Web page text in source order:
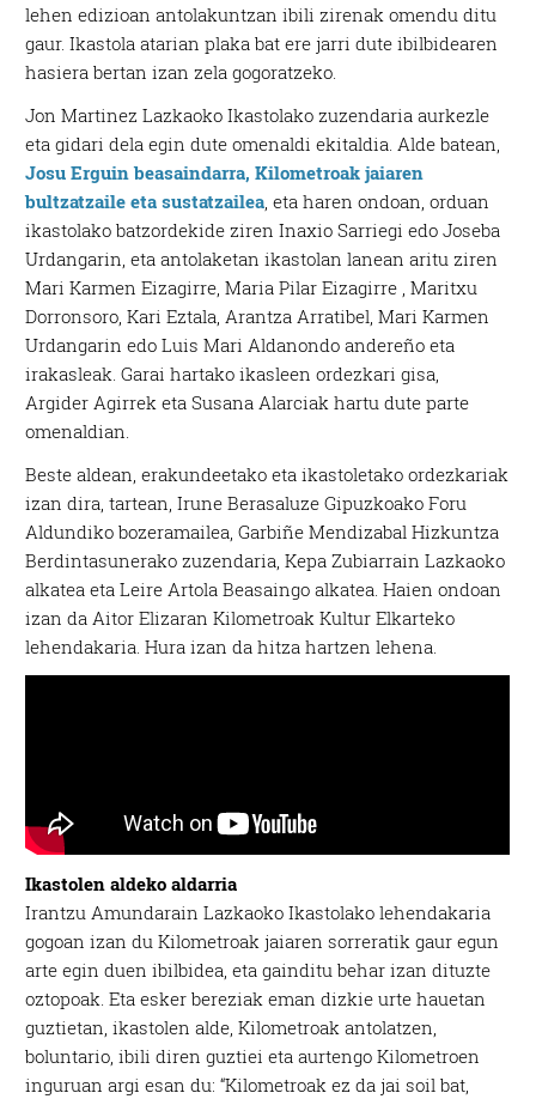
lehen edizioan antolakuntzan ibili zirenak omendu ditu
gaur. Ikastola atarian plaka bat ere jarri dute ibilbidearen
hasiera bertan izan zela gogoratzeko.
Jon Martinez Lazkaoko Ikastolako zuzendaria aurkezle
eta gidari dela egin dute omenaldi ekitaldia. Alde batean,
Josu Erguin beasaindarra, Kilometroak jaiaren
bultzatzaile eta sustatzailea , eta haren ondoan, orduan
ikastolako batzordekide ziren Inaxio Sarriegi edo Joseba
Urdangarin, eta antolaketan ikastolan lanean aritu ziren
Mari Karmen Eizagirre, Maria Pilar Eizagirre , Maritxu
Dorronsoro, Kari Eztala, Arantza Arratibel, Mari Karmen
Urdangarin edo Luis Mari Aldanondo andereño eta
irakasleak. Garai hartako ikasleen ordezkari gisa,
Argider Agirrek eta Susana Alarciak hartu dute parte
omenaldian.
Beste aldean, erakundeetako eta ikastoletako ordezkariak
izan dira, tartean, Irune Berasaluze Gipuzkoako Foru
Aldundiko bozeramailea, Garbiñe Mendizabal Hizkuntza
Berdintasunerako zuzendaria, Kepa Zubiarrain Lazkaoko
alkatea eta Leire Artola Beasaingo alkatea. Haien ondoan
izan da Aitor Elizaran Kilometroak Kultur Elkarteko
lehendakaria. Hura izan da hitza hartzen lehena.
Ikastolen aldeko aldarria
Irantzu Amundarain Lazkaoko Ikastolako lehendakaria
gogoan izan du Kilometroak jaiaren sorreratik gaur egun
arte egin duen ibilbidea, eta gainditu behar izan dituzte
oztopoak. Eta esker bereziak eman dizkie urte hauetan
guztietan, ikastolen alde, Kilometroak antolatzen,
boluntario, ibili diren guztiei eta aurtengo Kilometroen
inguruan argi esan du: “Kilometroak ez da jai soil bat,